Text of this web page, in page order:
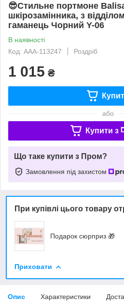
😎Стильне портмоне
шкірозамінника, з
гаманець Чорний Y-06
В наявності
Код: AAA-113247
Роздріб
1 015 ₴
або
Купити з
Що таке купити з Пром?
Замовлення під захистом
При купівлі цього товару
Подарок сюрприз 🎁
Приховати
Опис Характеристики